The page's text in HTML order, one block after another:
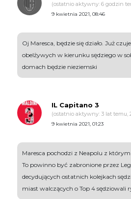
(ostatnio aktywny: 6 godzin
9 kwietnia 2021, 08:46
Oj Maresca, będzie się działo. Już
obelżywych w kierunku sędziego w
domach będzie nieziemski
IL Capitano 3
(ostatnio aktywny: 3 lat temu,
9 kwietnia 2021, 01:23
Maresca pochodzi z Neapolu z
To powinno być zabronione przez
decydujących ostatnich kolejkach
miast walczących o Top 4 sędziowali